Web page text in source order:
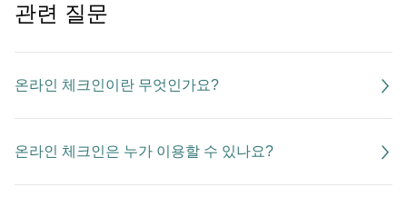
관련 질문
온라인 체크인이란 무엇인가요?
온라인 체크인은 누가 이용할 수 있나요?